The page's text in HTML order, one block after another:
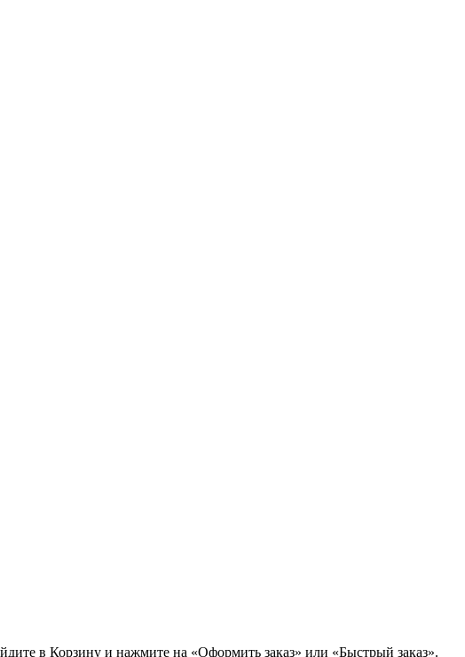
в Корзину и нажмите на «Оформить заказ» или «Быстрый заказ».